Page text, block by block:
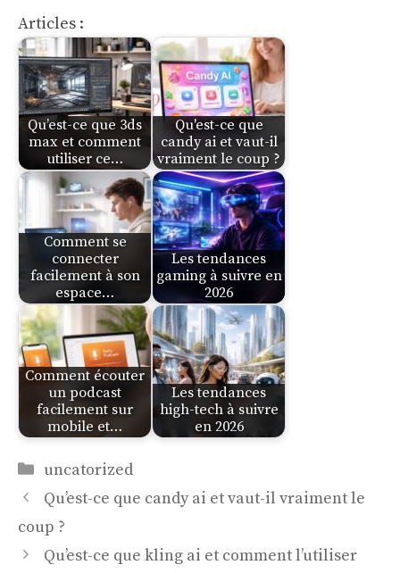
Articles :
Qu’est-ce que 3ds
max et comment
utiliser ce…
Qu'est-ce que
candy ai et vaut-il
vraiment le coup ?
Comment se
connecter
facilement à son
espace…
Les tendances
gaming à suivre en
2026
Comment écouter
un podcast
facilement sur
mobile et…
Les tendances
high-tech à suivre
en 2026
Catégories
uncatorized
Qu’est-ce que candy ai et vaut-il vraiment le
coup ?
Qu’est-ce que kling ai et comment l’utiliser